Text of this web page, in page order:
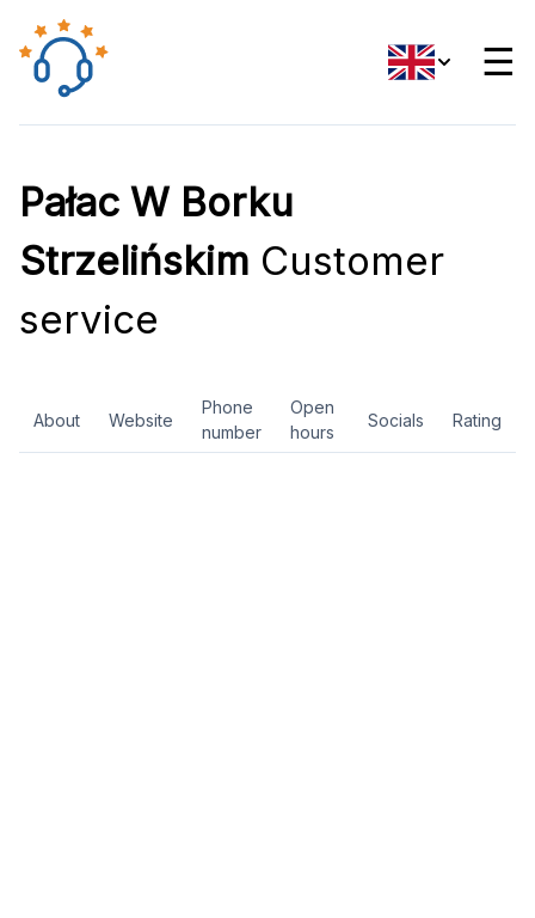
☰
Pałac W Borku
Strzelińskim Customer
service
About Website
Phone
number
Open
hours
Socials Rating